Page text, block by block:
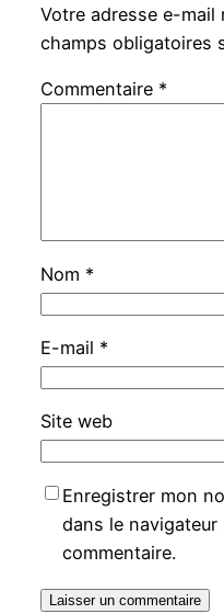
Votre adresse e-mail
champs obligatoires
Commentaire *
Nom *
E-mail *
Site web
Enregistrer mon
dans le
commentaire.